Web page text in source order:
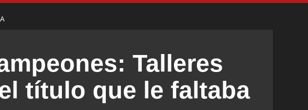
Talleres
título que le faltaba